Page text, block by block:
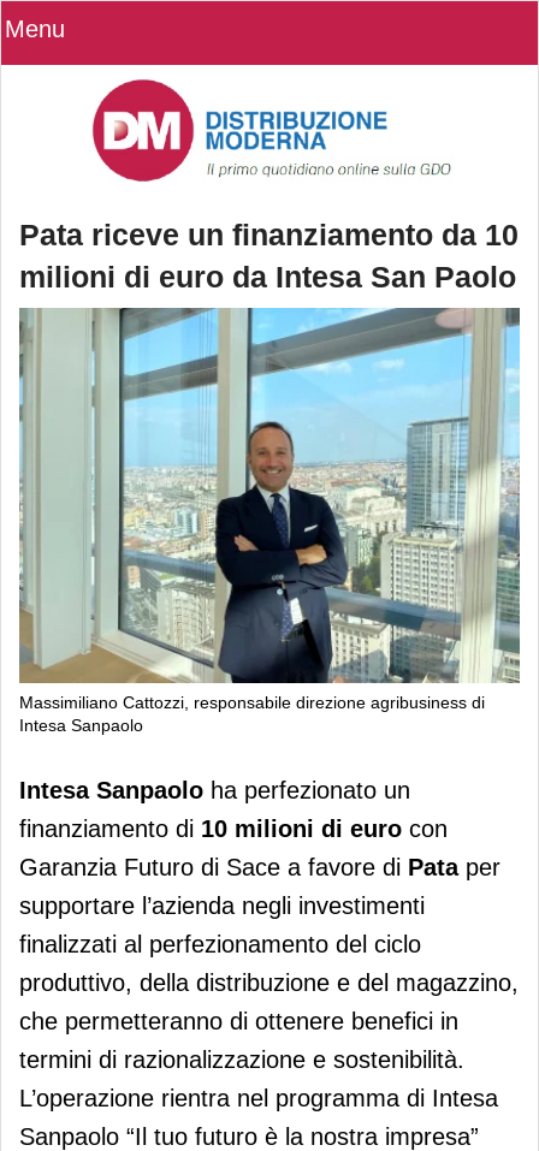
Menu
Pata riceve un finanziamento da 10
milioni di euro da Intesa San Paolo
Massimiliano Cattozzi, responsabile direzione agribusiness di
Intesa Sanpaolo
Pata riceve un finanziamento da 10
milioni di euro da Intesa San Paolo
Intesa Sanpaolo ha perfezionato un
finanziamento di 10 milioni di euro con
Garanzia Futuro di Sace a favore di Pataper
supportare l’azienda negli investimenti
finalizzati al perfezionamento del ciclo
produttivo, della distribuzione e del magazzino,
che permetteranno di ottenere benefici in
termini di razionalizzazione e sostenibilità.
L’operazione rientra nel programma di Intesa
Sanpaolo “Il tuo futuro è la nostra impresa”